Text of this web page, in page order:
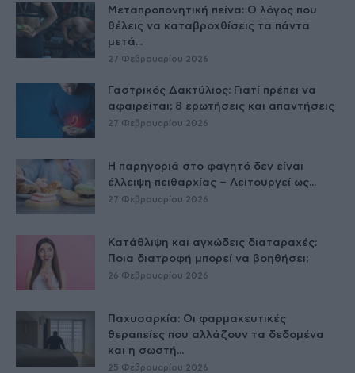
Μεταπροπονητική πείνα: Ο λόγος που
θέλεις να καταβροχθίσεις τα πάντα
μετά...
27 Φεβρουαρίου 2026
Γαστρικός Δακτύλιος: Γιατί πρέπει να
αφαιρείται; 8 ερωτήσεις και απαντήσεις
27 Φεβρουαρίου 2026
Η παρηγοριά στο φαγητό δεν είναι
έλλειψη πειθαρχίας – Λειτουργεί ως...
27 Φεβρουαρίου 2026
Κατάθλιψη και αγχώδεις διαταραχές:
Ποια διατροφή μπορεί να βοηθήσει;
26 Φεβρουαρίου 2026
Παχυσαρκία: Οι φαρμακευτικές
θεραπείες που αλλάζουν τα δεδομένα
και η σωστή...
25 Φεβρουαρίου 2026